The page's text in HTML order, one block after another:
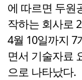
에 따르면 두원
작하는 회사로
4월 10일까지
면서 기술자료
으로 나타났다.